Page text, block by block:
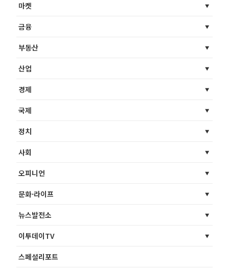
마켓
금융
부동산
산업
경제
국제
정치
사회
오피니언
문화·라이프
뉴스발전소
이투데이TV
스페셜리포트